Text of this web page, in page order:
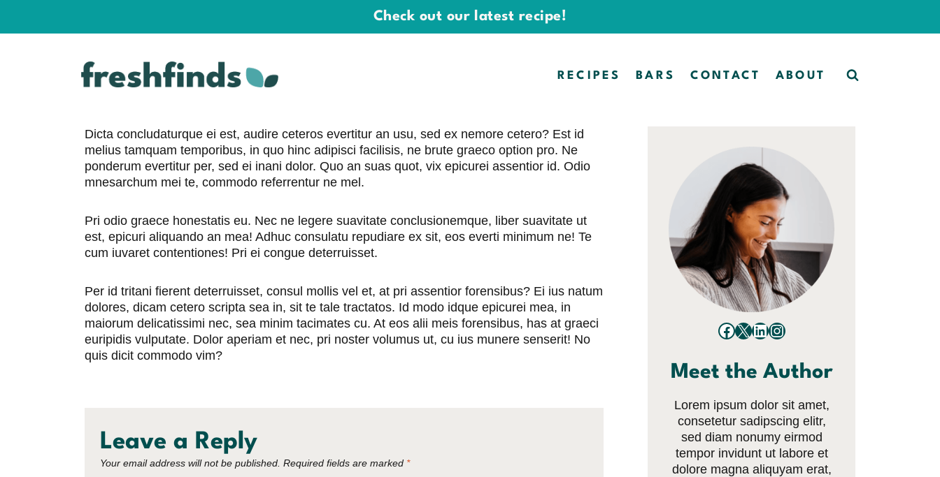
Check out our latest recipe!
RECIPES BARS CONTACT ABOUT
Dicta concludaturque ei est, audire ceteros evertitur an usu, sed ex nemore cetero? Est id
melius tamquam temporibus, in quo hinc adipisci facilisis, ne brute graeco option pro. Ne
ponderum evertitur per, sed ei inani dolor. Quo an suas quot, vix epicurei assentior id. Odio
mnesarchum mei te, commodo referrentur ne mel.
Pri odio graece honestatis eu. Nec ne legere suavitate conclusionemque, liber suavitate ut
est, epicuri aliquando an mea! Adhuc consulatu repudiare ex sit, eos everti minimum ne! Te
cum iuvaret contentiones! Pri ei congue deterruisset.
Per id tritani fierent deterruisset, consul mollis vel et, at pri assentior forensibus? Ei ius natum
dolores, dicam cetero scripta sea in, sit te tale tractatos. Id modo idque epicurei mea, in
maiorum delicatissimi nec, sea minim tacimates cu. At eos alii meis forensibus, has at graeci
euripidis vulputate. Dolor aperiam et nec, pri noster volumus ut, cu ius munere senserit! No
quis dicit commodo vim?
Leave a Reply
Your email address will not be published. Required fields are marked *
Facebook
X LinkedIn
Instagram
Meet the Author
Lorem ipsum dolor sit amet,
consetetur sadipscing elitr,
sed diam nonumy eirmod
tempor invidunt ut labore et
dolore magna aliquyam erat,